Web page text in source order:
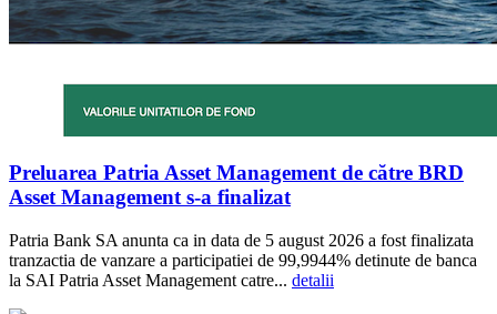
Preluarea Patria Asset Management de către BRD
Asset Management s-a finalizat
Patria Bank SA anunta ca in data de 5 august 2026 a fost finalizata
tranzactia de vanzare a participatiei de 99,9944% detinute de banca
la SAI Patria Asset Management catre... detalii